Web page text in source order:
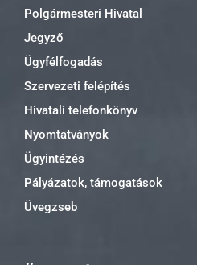
Polgármesteri Hivatal
Jegyző
Ügyfélfogadás
Szervezeti felépítés
Hivatali telefonkönyv
Nyomtatványok
Ügyintézés
Pályázatok, támogatások
Üvegzseb